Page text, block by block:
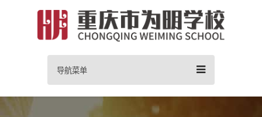
导航菜单